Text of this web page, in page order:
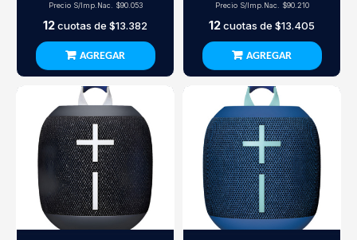
Precio S/Imp.Nac. $90.053
12cuotas de $13.382
AGREGAR
Precio S/Imp.Nac. $90.210
12cuotas de $13.405
AGREGAR